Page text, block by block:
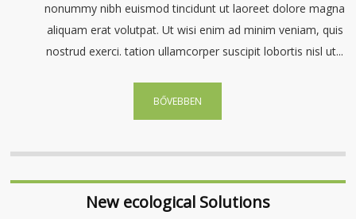
nonummy nibh euismod tincidunt ut laoreet dolore magna
aliquam erat volutpat. Ut wisi enim ad minim veniam, quis
nostrud exerci. tation ullamcorper suscipit lobortis nisl ut...
BŐVEBBEN
New ecological Solutions